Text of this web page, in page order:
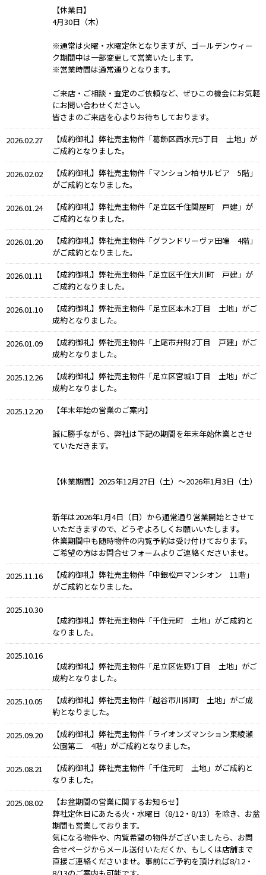
【休業日】
4月30日（木）
※通常は火曜・水曜定休となりますが、ゴールデンウィー
ク期間中は一部変更して営業いたします。
※営業時間は通常通りとなります。
ご来店・ご相談・査定のご依頼など、ぜひこの機会にお気軽
にお問い合わせください。
皆さまのご来店を心よりお待ちしております。
2026.02.27
【成約御礼】弊社売主物件「葛飾区西水元5丁目 土地」が
ご成約となりました。
2026.02.02
【成約御礼】弊社売主物件「マンション柏サルビア 5階」
がご成約となりました。
2026.01.24
【成約御礼】弊社売主物件「足立区千住関屋町 戸建」が
ご成約となりました。
2026.01.20
【成約御礼】弊社売主物件「グランドリーヴァ田端 4階」
がご成約となりました。
2026.01.11
【成約御礼】弊社売主物件「足立区千住大川町 戸建」が
ご成約となりました。
2026.01.10
【成約御礼】弊社売主物件「足立区本木2丁目 土地」がご
成約となりました。
2026.01.09
【成約御礼】弊社売主物件「上尾市弁財2丁目 戸建」がご
成約となりました。
2025.12.26
【成約御礼】弊社売主物件「足立区宮城1丁目 土地」がご
成約となりました。
2025.12.20 【年末年始の営業のご案内】
誠に勝手ながら、弊社は下記の期間を年末年始休業とさせ
ていただきます。
【休業期間】2025年12月27日（土）～2026年1月3日（土）
新年は2026年1月4日（日）から通常通り営業開始とさせて
いただきますので、どうぞよろしくお願いいたします。
休業期間中も随時物件の内覧予約は受け付けております。
ご希望の方はお問合せフォームよりご連絡くださいませ。
2025.11.16
【成約御礼】弊社売主物件「中銀松戸マンシオン 11階」
がご成約となりました。
2025.10.30
【成約御礼】弊社売主物件「千住元町 土地」がご成約と
なりました。
2025.10.16
【成約御礼】弊社売主物件「足立区佐野1丁目 土地」がご
成約となりました。
2025.10.05
【成約御礼】弊社売主物件「越谷市川柳町 土地」がご成
約となりました。
2025.09.20
【成約御礼】弊社売主物件「ライオンズマンション東綾瀬
公園第二 4階」がご成約となりました。
2025.08.21
【成約御礼】弊社売主物件「千住元町 土地」がご成約と
なりました。
2025.08.02
【お盆期間の営業に関するお知らせ】
弊社定休日にあたる火・水曜日（8/12・8/13）を除き、お盆
期間も営業しております。
気になる物件や、内覧希望の物件がございましたら、お問
合せページからメール送付いただくか、もしくは店舗まで
直接ご連絡くださいませ。事前にご予約を頂ければ8/12・